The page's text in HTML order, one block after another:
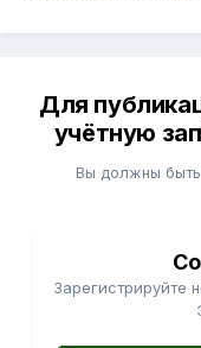
Для
учётную
Вы должны быть
Зарегистрируйте